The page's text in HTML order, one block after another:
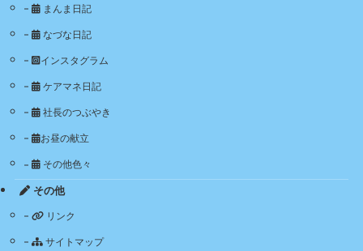
まんま日記
なづな日記
インスタグラム
ケアマネ日記
社長のつぶやき
お昼の献立
その他色々
その他
リンク
サイトマップ